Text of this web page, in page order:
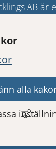
alla kakor
AB är
i Södra
för
samarbete
av